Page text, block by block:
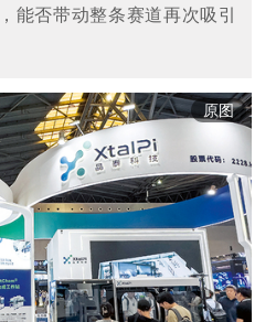
能否带动整条赛道再次吸引
原图